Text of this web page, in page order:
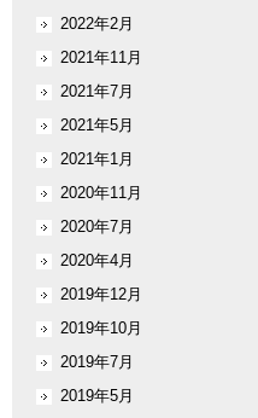
2022年2月
2021年11月
2021年7月
2021年5月
2021年1月
2020年11月
2020年7月
2020年4月
2019年12月
2019年10月
2019年7月
2019年5月